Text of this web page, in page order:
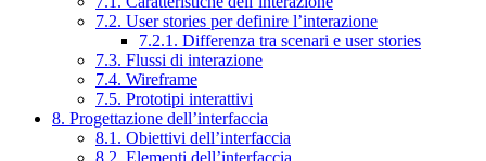
7.2. User stories per definire l’interazione
7.2.1. Differenza tra scenari e user stories
7.3. Flussi di interazione
7.4. Wireframe
7.5. Prototipi interattivi
8. Progettazione dell’interfaccia
8.1. Obiettivi dell’interfaccia
8.2. Elementi dell’interfaccia